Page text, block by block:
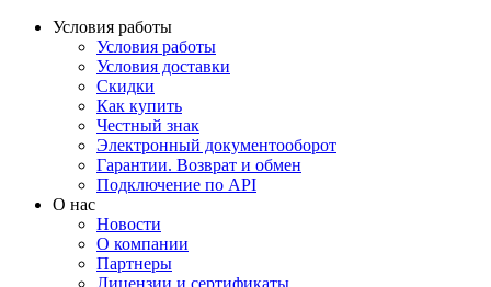
Условия работы
Условия работы
Условия доставки
Скидки
Как купить
Честный знак
Электронный документооборот
Гарантии. Возврат и обмен
Подключение по API
О нас
Новости
О компании
Партнеры
Лицензии и сертификаты